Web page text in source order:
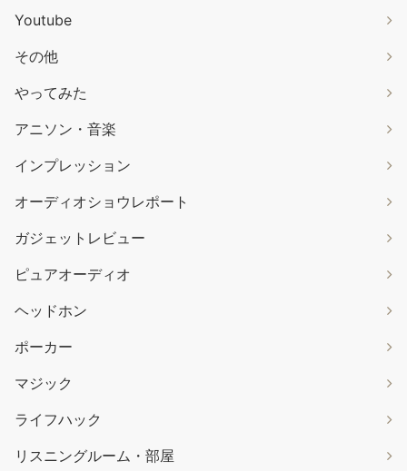
Youtube
その他
やってみた
アニソン・音楽
インプレッション
オーディオショウレポート
ガジェットレビュー
ピュアオーディオ
ヘッドホン
ポーカー
マジック
ライフハック
リスニングルーム・部屋